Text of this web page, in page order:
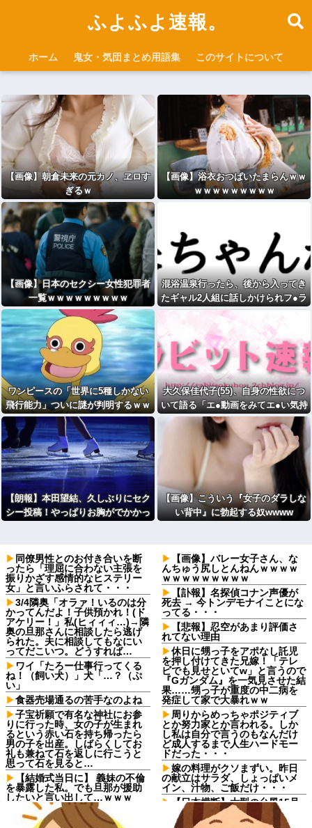
ふよふよ速報。
ホーム 鬼女・気団まとめ用語集 このサイトについて
【画像】朝倉未来の元カノ、ヱロす
ぎるｗ
【画像】浴衣おつぱいたまらんｗｗ
ｗｗｗｗｗｗｗｗｗ
【画像】日本のセクシー女性犯罪者
一覧ｗｗｗｗｗｗｗｗｗ
混浴温泉行ったら、後から入ってき
たギャル2人組に話しかけられフ●ラ
→wwww
ワンピースの「世界に5種しかない
飛行能力」ついに謎が判明するｗｗ
ｗｗ
大久保佳代子(55)、自身の性欲につ
いて語る「エ●動画をみてエ●い気持
ちになる」
【朗報】本田望結、久しぶりにセク
シー投稿！やっぱりお胸がでかかっ
【画像】こういう『女子のダラしな
い背中』に勃起する奴wwww
同僚男性とのお付き合いを断
ったら「理屈に合わない主張を
振りかざす感情的なヒステリー
女」と言いふらされて・・・
3/4隣奥「オラァ！いるのは分
かってんだよ！子供預かれ！(ド
アケリー！」私(ヒィィィ…)→隣
奥の旦那さんに相談したら逃げ
られた。夫に相談してもなにい
ってだこいつ。どうすれば…
ワイ「たろー仕事行ってくる
ね！（飼い犬）」犬「…？（ぷ
い」
食器売場通るの苦手なのよね
子宝祈願で有名な神社にお参
りに行った時、女の子が生まれ
るという赤い石を持ち帰ったら
男の子を出産。しばらくしてお
礼も兼ねて石を返しに行こうと
思って石を見ると…
【結婚式当日に】 義妹の不倫
を暴露した私。でも旦那が援助
したいと言い出して…ｗｗｗ
シャウエッセン公式、またこ
ういうのでいい丼をポスト
【画像】バレー女子さん、な
んちゅう尻しとんねんｗｗｗｗ
ｗｗｗｗｗｗｗｗｗ
【訃報】名探偵コナン声優が
死去 → 今トンデモナイことにな
ってる・・・
【悲報】忍空があまり評価さ
れてない理由
休日に甥っ子をアポなし託児
を押し付けてきた兄嫁！「テレ
ビでも見せといてw」と言うので
『Gガンダム』を一気見させた結
果……甥っ子が重度の中二病を
発症して家で大暴れｗｗ
周りからめっちゃポジティブ
とか努力家とか言われる。しか
し私は自分で言うのもなんだけ
ど成人するまで人生ハードモー
ドだった・・・
嫁の料理がクソまずい。昨日
の献立はサラダ、しょっぱいメ
イン、汁物、ご飯だけ・・・
【日本横断】大型の台風15号
(チャンホン)…お盆休みの天気に
影響するおそれ